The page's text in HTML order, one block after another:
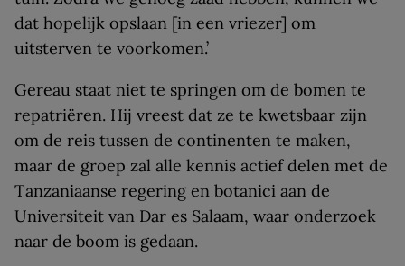
dat hopelijk opslaan [in een vriezer] om
uitsterven te voorkomen.’
Gereau staat niet te springen om de bomen te
repatriëren. Hij vreest dat ze te kwetsbaar zijn
om de reis tussen de continenten te maken,
maar de groep zal alle kennis actief delen met de
Tanzaniaanse regering en botanici aan de
Universiteit van Dar es Salaam, waar onderzoek
naar de boom is gedaan.